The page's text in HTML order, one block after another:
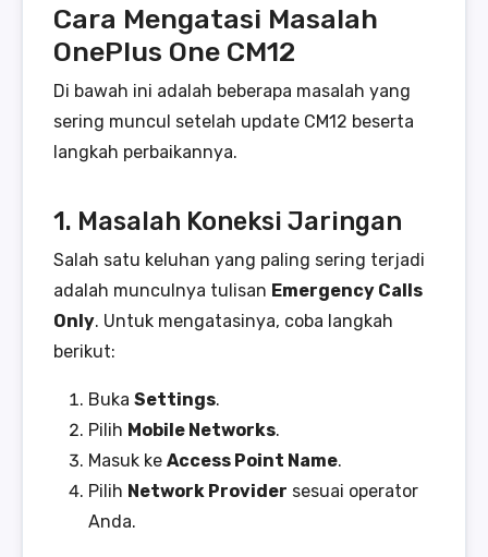
Cara Mengatasi Masalah
OnePlus One CM12
Di bawah ini adalah beberapa masalah yang
sering muncul setelah update CM12 beserta
langkah perbaikannya.
1. Masalah Koneksi Jaringan
Salah satu keluhan yang paling sering terjadi
adalah munculnya tulisan Emergency Calls
Only. Untuk mengatasinya, coba langkah
berikut:
Buka Settings.
Pilih Mobile Networks.
Masuk ke Access Point Name.
Pilih Network Provider sesuai operator
Anda.